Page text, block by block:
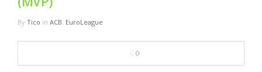
MULTIMEDIA
By Tico in ACB, EuroLeague
0